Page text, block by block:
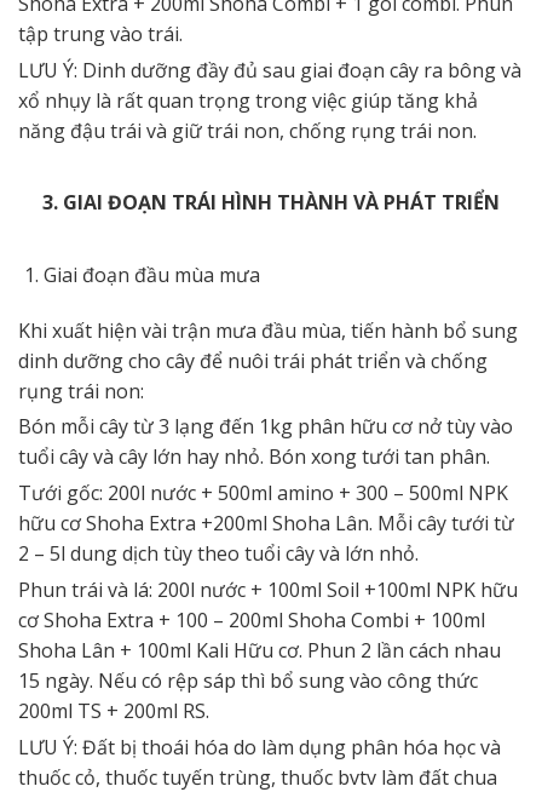
tập trung vào trái.
LƯU Ý: Dinh dưỡng đầy đủ sau giai đoạn cây ra bông và
xổ nhụy là rất quan trọng trong việc giúp tăng khả
năng đậu trái và giữ trái non, chống rụng trái non.
3. GIAI ĐOẠN TRÁI HÌNH THÀNH VÀ PHÁT TRIỂN
Giai đoạn đầu mùa mưa
Khi xuất hiện vài trận mưa đầu mùa, tiến hành bổ sung
dinh dưỡng cho cây để nuôi trái phát triển và chống
rụng trái non:
Bón mỗi cây từ 3 lạng đến 1kg phân hữu cơ nở tùy vào
tuổi cây và cây lớn hay nhỏ. Bón xong tưới tan phân.
Tưới gốc: 200l nước + 500ml amino + 300 – 500ml NPK
hữu cơ Shoha Extra +200ml Shoha Lân. Mỗi cây tưới từ
2 – 5l dung dịch tùy theo tuổi cây và lớn nhỏ.
Phun trái và lá: 200l nước + 100ml Soil +100ml NPK hữu
cơ Shoha Extra + 100 – 200ml Shoha Combi + 100ml
Shoha Lân + 100ml Kali Hữu cơ. Phun 2 lần cách nhau
15 ngày. Nếu có rệp sáp thì bổ sung vào công thức
200ml TS + 200ml RS.
LƯU Ý: Đất bị thoái hóa do làm dụng phân hóa học và
thuốc cỏ, thuốc tuyến trùng, thuốc bvtv làm đất chua